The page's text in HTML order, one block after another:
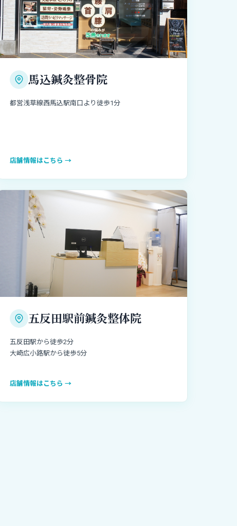
馬込鍼灸整骨院
都営浅草線西馬込駅南口より徒歩1分
店舗情報はこちら →
五反田駅前鍼灸整体院
五反田駅から徒歩2分
大崎広小路駅から徒歩5分
店舗情報はこちら →